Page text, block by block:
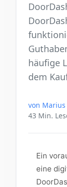
häufige
dem
von
43 Min.
Ein
eine